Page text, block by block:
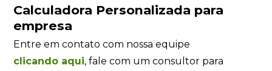
Calculadora Personalizada para
empresa
Entre em contato com nossa equipe
clicando aqui, fale com um consultor para